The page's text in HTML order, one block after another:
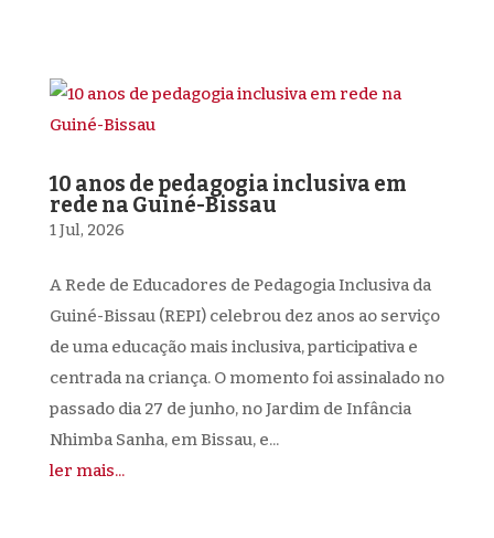
10 anos de pedagogia inclusiva em
rede na Guiné-Bissau
1 Jul, 2026
A Rede de Educadores de Pedagogia Inclusiva da
Guiné-Bissau (REPI) celebrou dez anos ao serviço
de uma educação mais inclusiva, participativa e
centrada na criança. O momento foi assinalado no
passado dia 27 de junho, no Jardim de Infância
Nhimba Sanha, em Bissau, e...
ler mais...